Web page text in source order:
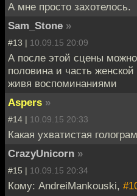
А мне просто захотелось.
Sam_Stone »
#13 | 10.09.15 20:09
А после этой сцены
половина и часть
живя воспоминаниями
Aspers »
#14 | 10.09.15 20:33
Какая ухватистая
CrazyUnicorn »
#15 | 10.09.15 20:34
Кому: AndreiMankouski,